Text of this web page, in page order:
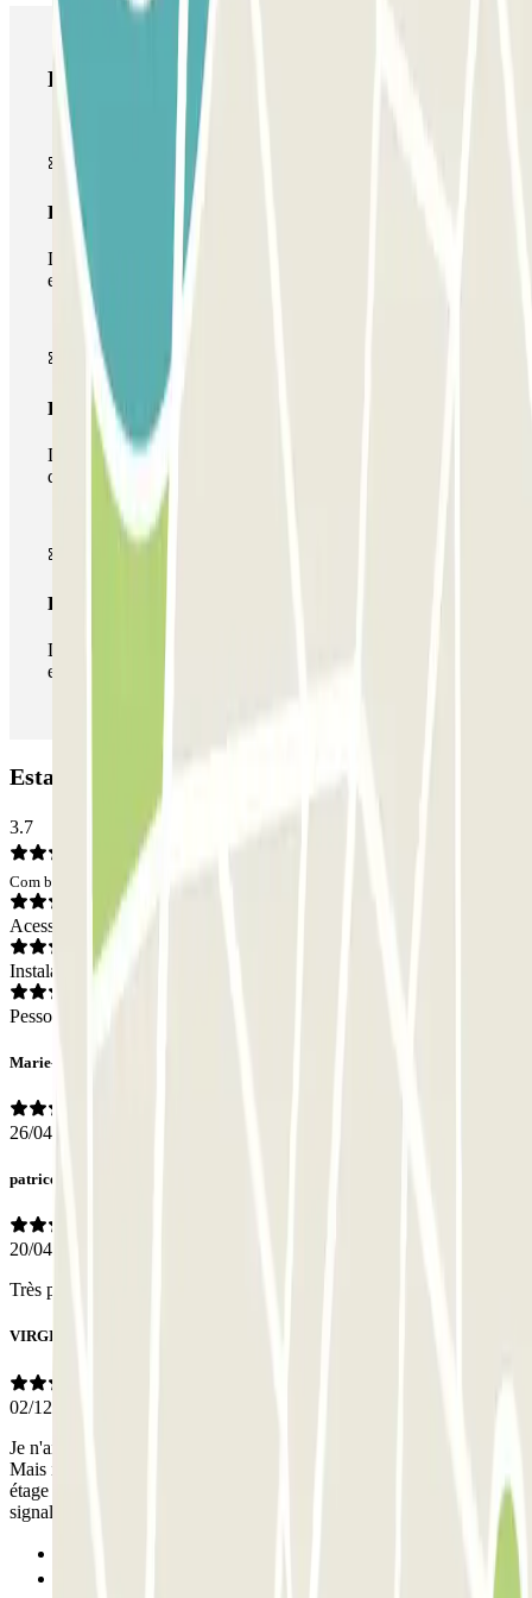
Produtos Parclick
Passe simples
Durante a sua estadia, só poderá entrar e sair do parque de
estacionamento uma vez.
Passe multiestacionamento
Durante a sua estadia, pode utilizar toda a rede de parques
de estacionamento deste operador disponível em Parclick.
Passe ilimitado
Durante a sua estadia, pode entrar e sair do parque de
estacionamento as vezes que quiser.
Estacionamento ParkBee Bailli Ixelles: Opiniões
3.7
Com base em 8 opiniões
Acesso
Instalações
Pessoal
Marie-Céline
26/04/2026
patrice
20/04/2026
Très pratique, bien sécurisé, parfait.
VIRGINIE
02/12/2025
Je n'ai pas eu de contact avec le personnel. Tout s'est bien passé.
Mais il reste une question : tous les emplacements du parking en
étage sont-ils permis, ou seulement les quelques rares emplacements
signalés par une pancarte Bee Park?